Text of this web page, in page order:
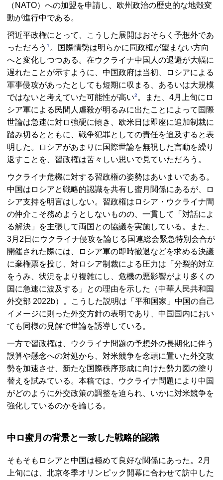
（NATO）への加盟を申請し、欧州政治の歴史的な地殻変
動が進行中である。
習近平政権にとって、こうした展開はおそらく予想外であ
っただろう 1 。国際情勢は明らかに同政権が望まない方向
へと変化しつつある。在ウクライナ中国人の退避が大幅に
遅れたことが示すように、中国政府は当初、ロシアによる
軍事侵攻があったとしても短期に収まる、あるいは大規模
ではないと考えていた可能性が高い2 。また、4月上旬にロ
シア軍による民間人虐殺が明るみに出たことによって国際
世論は急速に対ロ強硬に傾き、欧米日は即座に追加制裁に
踏み切るとともに、戦争犯罪としての責任を追及すると表
明した。ロシアがあまりに国際世論を無視した言動を繰り
返すことを、習政権は苦々しい思いで見ていただろう。
ウクライナ危機に対する習政権の姿勢はあいまいである。
中国はロシアと戦略的認識を共有し蜜月関係にあるが、ロ
シア支持を明言はしない。習政権はロシア・ウクライナ間
の仲介こそ務めようとしないものの、一貫して「対話によ
る解決」を主張して両国との協議を実施している。また、
3月2日にウクライナ侵攻を論じる国連総会緊急特別会合が
開催された際には、ロシア軍の即時撤退などを求める決議
に棄権票を投じ、対ロシア制裁による圧力は「分裂的対立
をうみ、状況をより複雑にし、危機の悪影響がより多くの
国に急速に波及する」との理由を示した（中華人民共和国
外交部 2022b）。こうした説明は「平和国家」中国の自己
イメージに則った外交方針の表明であり、中国国内におい
ても同様の見解で世論を誘導している。
一方で習政権は、ウクライナ問題の予想外の長期化に伴う
誤算や懸念への対処から、対米競争を念頭に置いた外交攻
勢を加速させ、新たな国際秩序形成に向けた勢力図の塗り
替えを試みている。本稿では、ウクライナ問題により中国
がどのように外交政策の調整を迫られ、いかに対米競争を
強化しているのかを論じる。
中ロ蜜月の背景と一致した戦略的認識
そもそもロシアと中国は極めて良好な関係にあった。2月
上旬には、北京冬季オリンピック開幕に合わせて訪中した